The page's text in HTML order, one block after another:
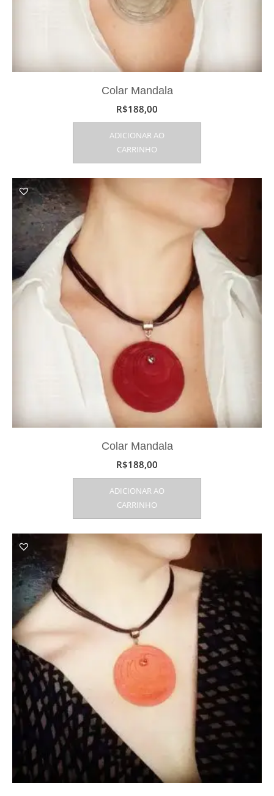
Colar Mandala
R$188,00
ADICIONAR AO
CARRINHO
Colar Mandala
R$188,00
ADICIONAR AO
CARRINHO